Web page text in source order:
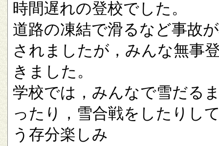
時間遅れの登校でした。
道路の凍結で滑るなど事故
されましたが，みんな無事
きました。
学校では，みんなで雪だる
ったり，雪合戦をしたりし
う存分楽しみ